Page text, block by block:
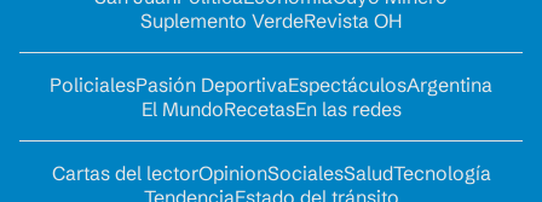
Suplemento VerdeRevista OH
PolicialesPasión DeportivaEspectáculosArgentina
El MundoRecetasEn las redes
Cartas del lectorOpinionSocialesSaludTecnología
TendenciaEstado del tránsito